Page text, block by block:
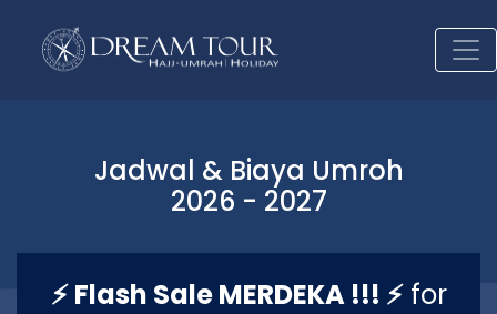
Jadwal & Biaya Umroh
2026 - 2027
⚡ Flash Sale MERDEKA !!! ⚡for